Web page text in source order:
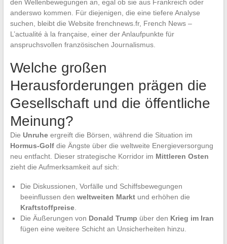
den Wellenbewegungen an, egal ob sie aus Frankreich oder
anderswo kommen. Für diejenigen, die eine tiefere Analyse
suchen, bleibt die Website frenchnews.fr, French News –
L’actualité à la française, einer der Anlaufpunkte für
anspruchsvollen französischen Journalismus.
Welche großen
Herausforderungen prägen die
Gesellschaft und die öffentliche
Meinung?
Die Unruheergreift die Börsen, während die Situation im
Hormus-Golfdie Ängste über die weltweite Energieversorgung
neu entfacht. Dieser strategische Korridor im Mittleren Osten
zieht die Aufmerksamkeit auf sich:
Die Diskussionen, Vorfälle und Schiffsbewegungen
beeinflussen den weltweiten Marktund erhöhen die
Kraftstoffpreise.
Die Äußerungen von Donald Trump über den Krieg im Iran
fügen eine weitere Schicht an Unsicherheiten hinzu.